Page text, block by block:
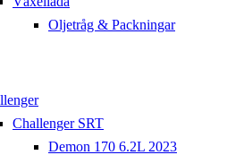
Oljetråg & Packningar
Challenger SRT
Demon 170 6.2L 2023